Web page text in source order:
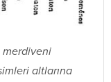
merdiveni
altlarına